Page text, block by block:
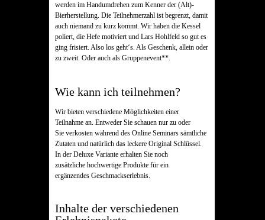
werden im Handumdrehen zum Kenner der (Alt)-
Bierherstellung. Die Teilnehmerzahl ist begrenzt, damit
auch niemand zu kurz kommt. Wir haben die Kessel
poliert, die Hefe motiviert und Lars Hohlfeld so gut es
ging frisiert. Also los geht‘s. Als Geschenk, allein oder
zu zweit. Oder auch als Gruppenevent**.
Wie kann ich teilnehmen?
Wir bieten verschiedene Möglichkeiten einer
Teilnahme an. Entweder Sie schauen nur zu oder
Sie verkosten während des Online Seminars sämtliche
Zutaten und natürlich das leckere Original Schlüssel.
In der Deluxe Variante erhalten Sie noch
zusätzliche hochwertige Produkte für ein
ergänzendes Geschmackserlebnis.
Inhalte der verschiedenen